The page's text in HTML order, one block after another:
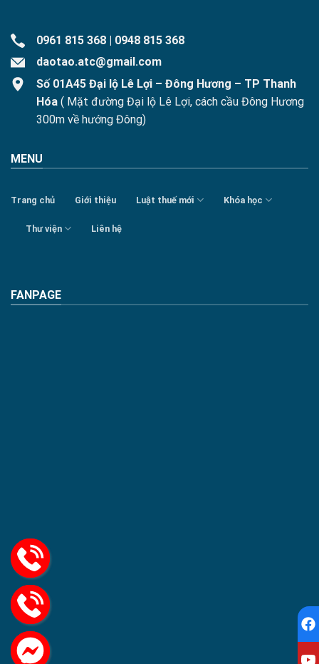
0961 815 368
0948 815 368
daotao.atc@gmail.com
Số 01A45 Đại lộ Lê Lợi – Đông Hương – TP Thanh
Hóa ( Mặt đường Đại lộ Lê Lợi, cách cầu Đông Hương
300m về hướng Đông)
MENU
Trang chủ Giới thiệu Luật thuế mới Khóa học
Thư viện Liên hệ
FANPAGE